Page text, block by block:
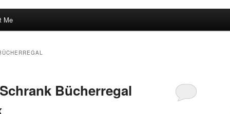
Me
Bücherregal